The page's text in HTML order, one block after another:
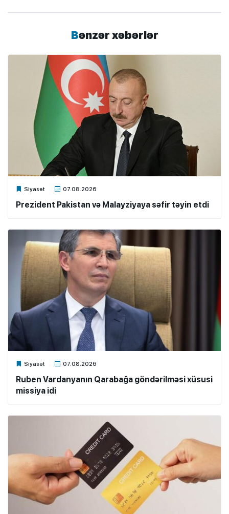
Bənzər xəbərlər
Siyasət 07.08.2026
Xalq.Online
Prezident Pakistan və Malayziyaya səfir təyin etdi
Siyasət 07.08.2026
Xalq.Online
Ruben Vardanyanın Qarabağa göndərilməsi xüsusi
missiya idi